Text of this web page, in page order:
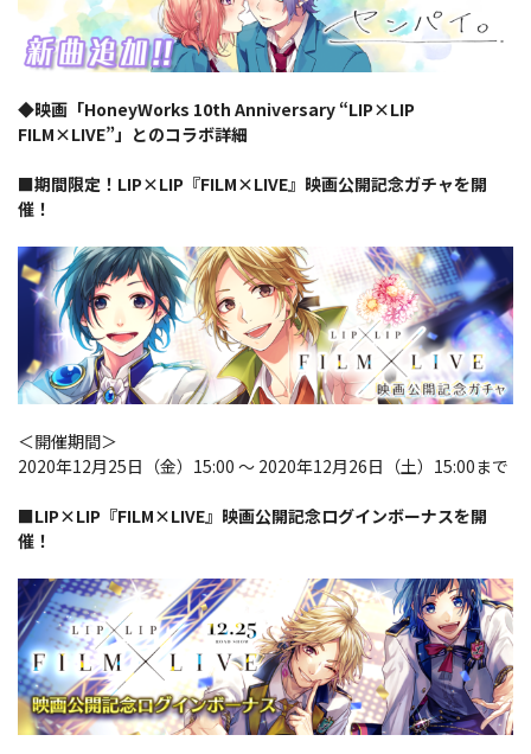
◆映画「HoneyWorks 10th Anniversary “LIP×LIP
FILM×LIVE”」とのコラボ詳細
■期間限定！LIP×LIP『FILM×LIVE』映画公開記念ガチャを開
催！
＜開催期間＞
2020年12月25日（金）15:00 ～ 2020年12月26日（土）15:00まで
■LIP×LIP『FILM×LIVE』映画公開記念ログインボーナスを開
催！